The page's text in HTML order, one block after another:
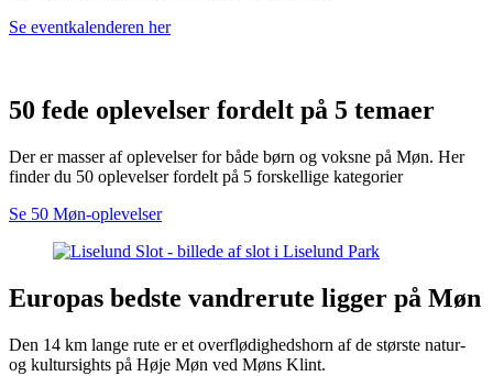
Se eventkalenderen her
50 fede oplevelser fordelt på 5 temaer
Der er masser af oplevelser for både børn og voksne på Møn. Her
finder du 50 oplevelser fordelt på 5 forskellige kategorier
Se 50 Møn-oplevelser
Europas bedste vandrerute ligger på Møn
Den 14 km lange rute er et overflødighedshorn af de største natur-
og kultursights på Høje Møn ved Møns Klint.